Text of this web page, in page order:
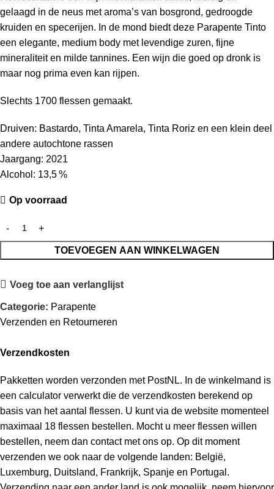
gelaagd in de neus met aroma’s van bosgrond, gedroogde
kruiden en specerijen. In de mond biedt deze Parapente Tinto
een elegante, medium body met levendige zuren, fijne
mineraliteit en milde tannines. Een wijn die goed op dronk is
maar nog prima even kan rijpen.
Slechts 1700 flessen gemaakt.
Druiven: Bastardo, Tinta Amarela, Tinta Roriz en een klein deel
andere autochtone rassen
Jaargang: 2021
Alcohol: 13,5 %
Op voorraad
TOEVOEGEN AAN WINKELWAGEN
Voeg toe aan verlanglijst
Categorie: Parapente
Verzenden en Retourneren
Verzendkosten
Pakketten worden verzonden met PostNL. In de winkelmand is
een calculator verwerkt die de verzendkosten berekend op
basis van het aantal flessen. U kunt via de website momenteel
maximaal 18 flessen bestellen. Mocht u meer flessen willen
bestellen, neem dan contact met ons op. Op dit moment
verzenden we ook naar de volgende landen: België,
Luxemburg, Duitsland, Frankrijk, Spanje en Portugal.